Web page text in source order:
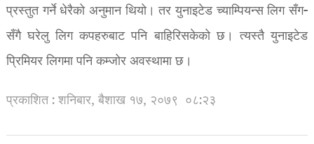
प्रस्तुत गर्ने धेरैको अनुमान थियो। तर युनाइटेड च्याम्पियन्स लिग सँग-
सँगै घरेलु लिग कपहरुबाट पनि बाहिरिसकेको छ। त्यस्तै युनाइटेड
प्रिमियर लिगमा पनि कम्जोर अवस्थामा छ।
प्रकाशित : शनिबार, बैशाख १७, २०७९ ०८:२३